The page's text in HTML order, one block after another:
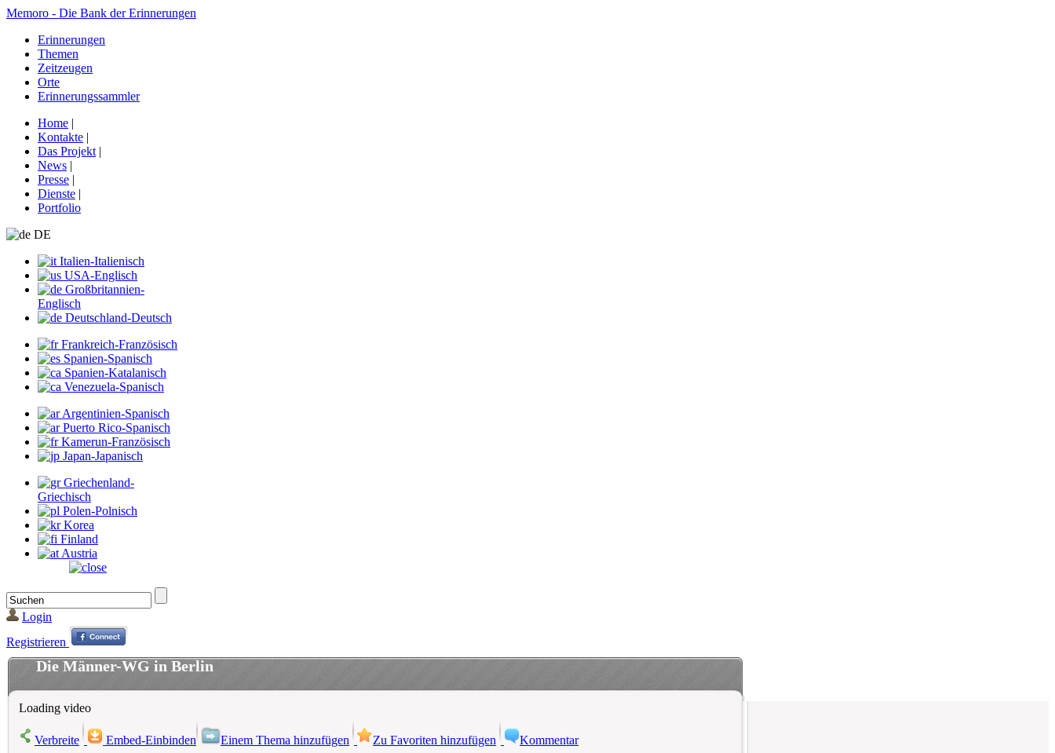
Memoro - Die Bank der Erinnerungen
Erinnerungen
Themen
Zeitzeugen
Orte
Erinnerungssammler
Home |
Kontakte |
Das Projekt |
News |
Presse |
Dienste |
Portfolio
DE
Italien-Italienisch
USA-Englisch
Großbritannien-
Englisch
Deutschland-Deutsch
Frankreich-Französisch
Spanien-Spanisch
Spanien-Katalanisch
Venezuela-Spanisch
Argentinien-Spanisch
Puerto Rico-Spanisch
Kamerun-Französisch
Japan-Japanisch
Griechenland-
Griechisch
Polen-Polnisch
Korea
Finland
Austria
Login
Registrieren
Die Männer-WG in Berlin
Loading video
Verbreite Embed-Einbinden Einem Thema hinzufügen Zu Favoriten hinzufügen
Kommentar